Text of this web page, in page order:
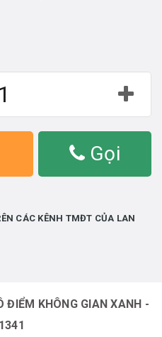
Gọi
CÁC KÊNH TMĐT CỦA LAN
ĐIỂM KHÔNG GIAN XANH -